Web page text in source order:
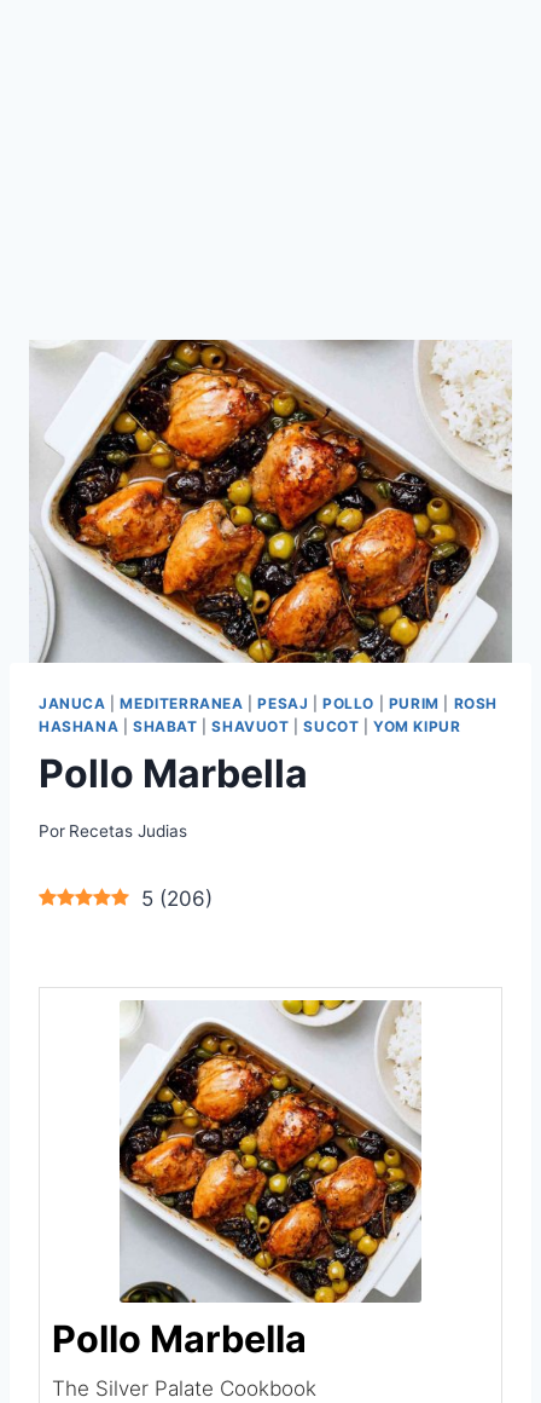
JANUCA |MEDITERRANEA |PESAJ |POLLO PURIM
ROSH
HASHANA
SHABAT |SHAVUOT |SUCOT |YOM KIPUR
Pollo Marbella
Por Recetas Judias
5 (206)
Pollo Marbella
The Silver Palate Cookbook